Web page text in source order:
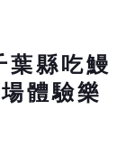
葉縣吃鰻
體驗樂